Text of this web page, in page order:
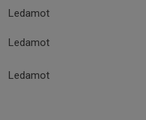
Ledamot
Ledamot
Ledamot